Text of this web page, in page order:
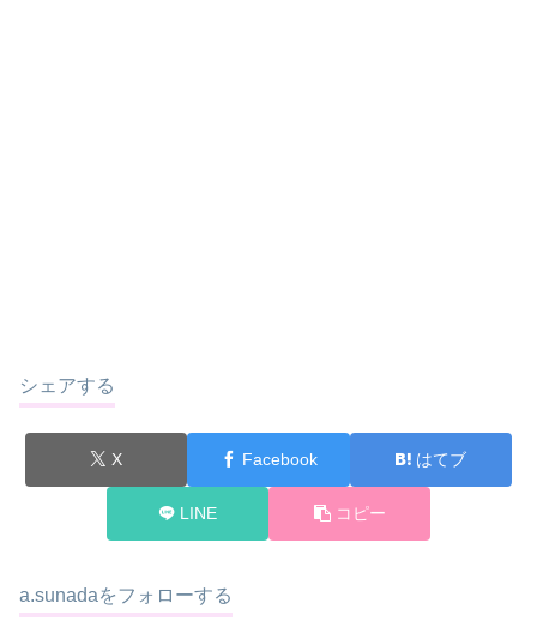
シェアする
X Facebook はてブ
LINE コピー
a.sunadaをフォローする